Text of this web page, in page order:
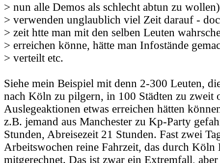
> nun alle Demos als schlecht abtun zu
> verwenden unglaublich viel Zeit darauf -
> zeit htte man mit den selben Leuten
> erreichen könne, hätte man Infostände
> verteilt etc.
Siehe mein Beispiel mit denn 2-300 Leuten,
nach Köln zu pilgern, in 100 Städten zu zweit
Auslegeaktionen etwas erreichen hätten
z.B. jemand aus Manchester zu Kp-Party
Stunden, Abreisezeit 21 Stunden. Fast zwei
Arbeitswochen reine Fahrzeit, das durch Köln
mitgerechnet. Das ist zwar ein Extremfall,